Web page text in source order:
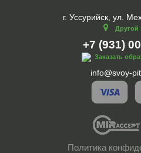
г. Уссурийск, ул.
Другой
+7 (931)
Заказать
info@svoy-
Политика